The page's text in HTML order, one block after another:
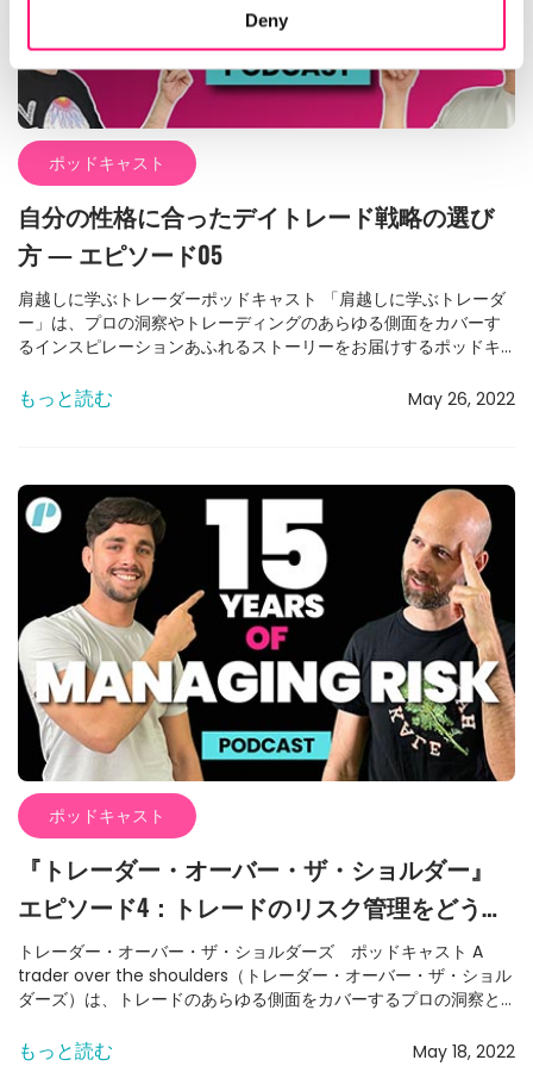
Deny
ポッドキャスト
自分の性格に合ったデイトレード戦略の選び
方 — エピソード05
肩越しに学ぶトレーダーポッドキャスト 「肩越しに学ぶトレーダ
ー」は、プロの洞察やトレーディングのあらゆる側面をカバーす
るインスピレーションあふれるストーリーをお届けするポッドキ
ツとアレックスが毎週新しいエピソードをお届けします。 エピソ
ード05 – デイトレード戦略の選び方 エピソード05 – このエピソ
ります。さらに、ミキが「トレーディングエッジ」の神話を打ち
砕きます。 👉さらに多くのエピソードは、Spotifyのチャンネ
ルでチェックしてください。
もっと読む May 26, 2022
ポッドキャスト
『トレーダー・オーバー・ザ・ショルダー』
エピソード4：トレードのリスク管理をどう作
り上げるか
トレーダー・オーバー・ザ・ショルダーズ ポッドキャスト A
trader over the shoulders（トレーダー・オーバー・ザ・ショル
ダーズ）は、トレードのあらゆる側面をカバーするプロの洞察と
トレーダー、Miki Katz（ミキ・カッツ）とAlex（アレックス）と
もっと読む May 18, 2022